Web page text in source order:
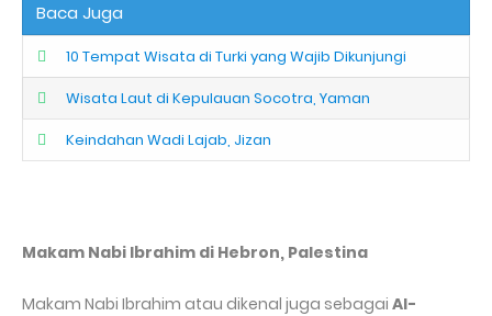
Baca Juga
10 Tempat Wisata di Turki yang Wajib Dikunjungi
Wisata Laut di Kepulauan Socotra, Yaman
Keindahan Wadi Lajab, Jizan
Makam Nabi Ibrahim di Hebron, Palestina
Makam Nabi Ibrahim atau dikenal juga sebagai Al-